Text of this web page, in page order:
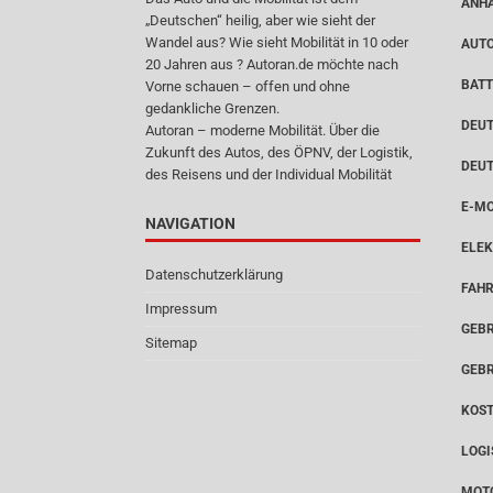
„Deutschen“ heilig, aber wie sieht der
Wandel aus? Wie sieht Mobilität in 10 oder
20 Jahren aus ? Autoran.de möchte nach
Vorne schauen – offen und ohne
gedankliche Grenzen.
Autoran – moderne Mobilität. Über die
Zukunft des Autos, des ÖPNV, der Logistik,
des Reisens und der Individual Mobilität
NAVIGATION
Datenschutzerklärung
Impressum
Sitemap
E-